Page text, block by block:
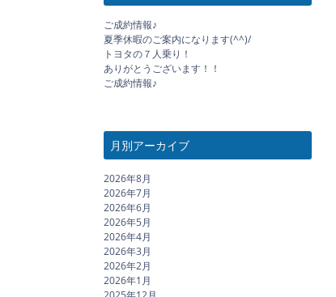
ご成約情報♪
夏季休暇のご案内になります(^^)/
トヨタの７人乗り！
ありがとうございます！！
ご成約情報♪
月別アーカイブ
2026年8月
2026年7月
2026年6月
2026年5月
2026年4月
2026年3月
2026年2月
2026年1月